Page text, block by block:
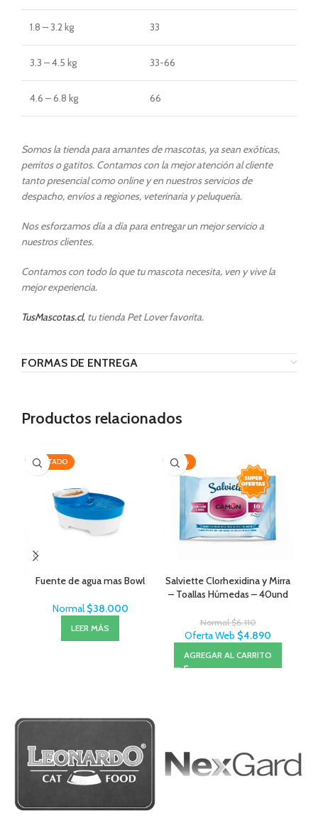
1.8 – 3.2 kg 33
3.3 – 4.5 kg 33-66
4.6 – 6.8 kg 66
Somos la tienda para amantes de mascotas, ya sean exóticas,
perritos o gatitos. Contamos con la mejor atención al cliente
tanto presencial como online y en nuestros servicios de
despacho, envíos a regiones, veterinaria y peluquería.
Nos esforzamos día a día para entregar un mejor servicio a
nuestros clientes.
Contamos con todo lo que tu mascota necesita, ven y vive la
mejor experiencia.
TusMascotas.cl, tu tienda Pet Lover favorita.
FORMAS DE ENTREGA
Productos relacionados
AGOTADO
Fuente de agua mas Bowl
Normal $38.000
LEER MÁS
-20%
Salviette Clorhexidina y Mirra
– Toallas Húmedas – 40und
Normal$6.110
Oferta Web $4.890
AGREGAR AL CARRITO